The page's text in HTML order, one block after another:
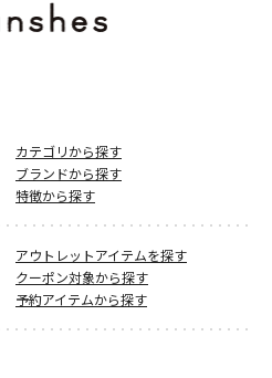
カテゴリから探す
ブランドから探す
特徴から探す
アウトレットアイテムを探す
クーポン対象から探す
予約アイテムから探す